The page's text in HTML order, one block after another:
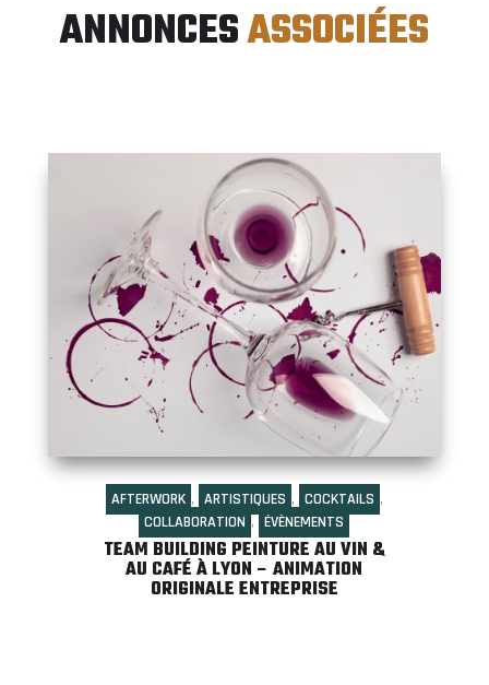
ANNONCES ASSOCIÉES
TEAM BUILDING PEINTURE AU VIN &
AU CAFÉ À LYON – ANIMATION
ORIGINALE ENTREPRISE
AFTERWORK , ARTISTIQUES , COCKTAILS ,
COLLABORATION , ÉVÈNEMENTS